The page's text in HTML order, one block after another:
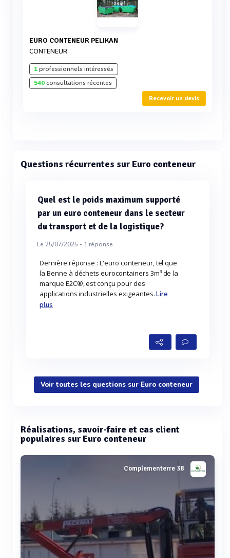
EURO CONTENEUR PELIKAN
CONTENEUR
1professionnels intéressés
540consultations récentes
Recevoir un devis
Questions récurrentes sur Euro conteneur
Quel est le poids maximum supporté
par un euro conteneur dans le secteur
du transport et de la logistique?
Le 25/07/2025 - 1réponse
Dernière réponse : L'euro conteneur, tel que
la Benne à déchets eurocontainers 3m³ de la
marque E2C®, est conçu pour des
applications industrielles exigeantes.Lire
plus
Voir toutes les questions sur Euro conteneur
Réalisations, savoir-faire et cas client
populaires sur Euro conteneur
Complementerre 38